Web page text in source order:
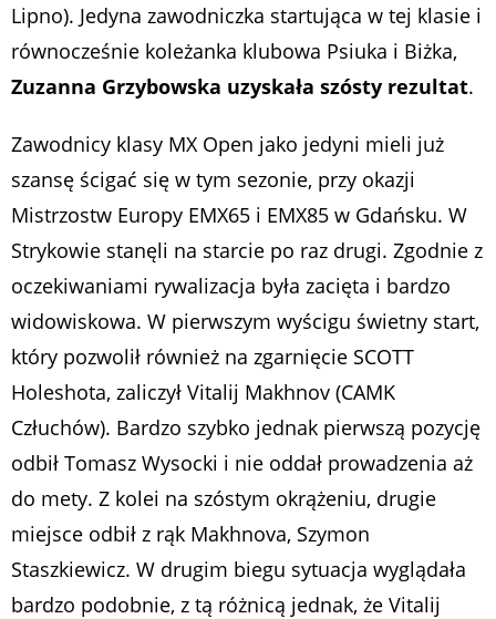
Lipno). Jedyna zawodniczka startująca w tej klasie i
równocześnie koleżanka klubowa Psiuka i Biżka,
Zuzanna Grzybowska uzyskała szósty rezultat.
Zawodnicy klasy MX Open jako jedyni mieli już
szansę ścigać się w tym sezonie, przy okazji
Mistrzostw Europy EMX65 i EMX85 w Gdańsku. W
Strykowie stanęli na starcie po raz drugi. Zgodnie z
oczekiwaniami rywalizacja była zacięta i bardzo
widowiskowa. W pierwszym wyścigu świetny start,
który pozwolił również na zgarnięcie SCOTT
Holeshota, zaliczył Vitalij Makhnov (CAMK
Człuchów). Bardzo szybko jednak pierwszą pozycję
odbił Tomasz Wysocki i nie oddał prowadzenia aż
do mety. Z kolei na szóstym okrążeniu, drugie
miejsce odbił z rąk Makhnova, Szymon
Staszkiewicz. W drugim biegu sytuacja wyglądała
bardzo podobnie, z tą różnicą jednak, że Vitalij